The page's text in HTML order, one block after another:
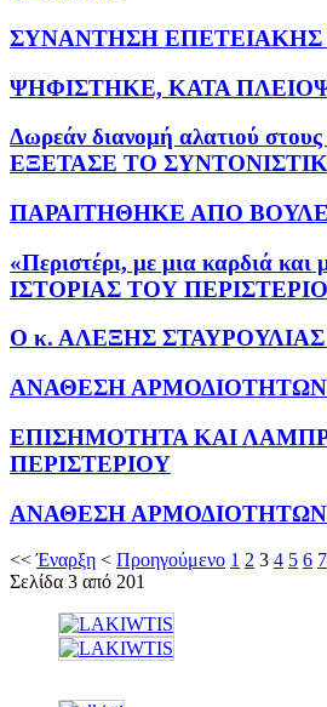
ΣΥΝΑΝΤΗΣΗ ΕΠΕΤΕΙΑΚΗΣ
ΨΗΦΙΣΤΗΚΕ, ΚΑΤΑ
Δωρεάν διανομή αλατιού
ΕΞΕΤΑΣΕ ΤΟ
ΠΑΡΑΙΤΗΘΗΚΕ ΑΠΟ
«Περιστέρι, με μια
ΙΣΤΟΡΙΑΣ ΤΟΥ
Ο κ. ΑΛΕΞΗΣ
ΑΝΑΘΕΣΗ
ΕΠΙΣΗΜΟΤΗΤΑ ΚΑΙ
ΠΕΡΙΣΤΕΡΙΟΥ
ΑΝΑΘΕΣΗ
<<Έναρξη < Προηγούμενο 1 2 3 4 5 6 7
Σελίδα 3 από 201